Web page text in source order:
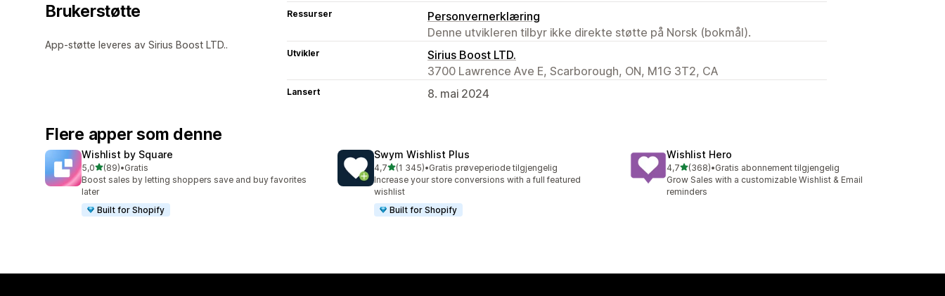
Brukerstøtte
App-støtte leveres av Sirius Boost LTD..
Ressurser
Personvernerklæring
Denne utvikleren tilbyr ikke direkte støtte på Norsk (bokmål).
Utvikler
Sirius Boost LTD.
3700 Lawrence Ave E, Scarborough, ON, M1G 3T2, CA
Lansert 8. mai 2024
Flere apper som denne
Wishlist by Square
5,0av 5 stjerner
(89)
Totalt 89 omtaler
•Gratis
Boost sales by letting shoppers save and buy favorites
later
Built for Shopify
Swym Wishlist Plus
4,7av 5 stjerner
(1 345)
Totalt 1345 omtaler
•Gratis prøveperiode tilgjengelig
Increase your store conversions with a full featured
wishlist
Built for Shopify
Wishlist Hero
4,7av 5 stjerner
(368)
Totalt 368 omtaler
•Gratis abonnement tilgjengelig
Grow Sales with a customizable Wishlist & Email
reminders